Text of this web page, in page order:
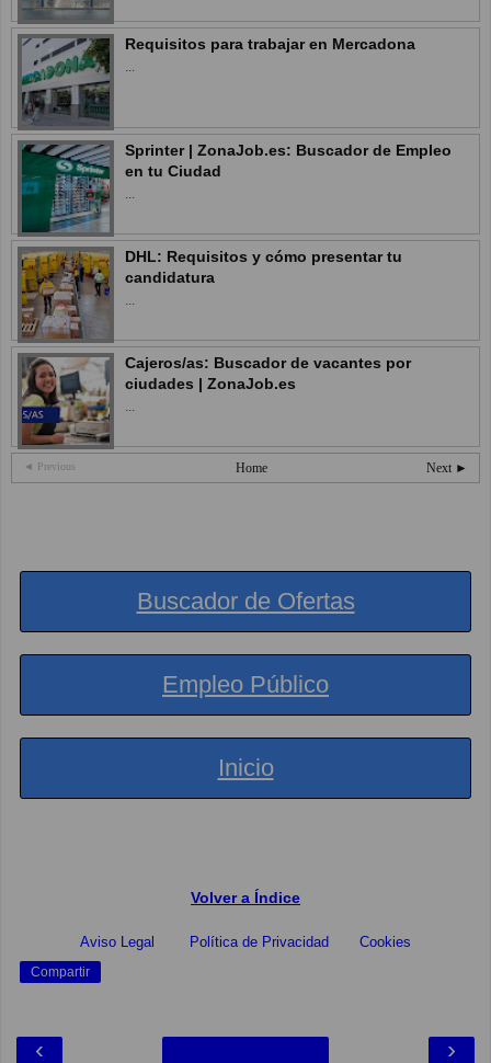
Requisitos para trabajar en Mercadona
Sprinter | ZonaJob.es: Buscador de Empleo
en tu Ciudad
DHL: Requisitos y cómo presentar tu
candidatura
Cajeros/as: Buscador de vacantes por
ciudades | ZonaJob.es
◄ Previous Next ►
Home
Buscador de Ofertas
Empleo Público
Inicio
Volver a Índice
Aviso Legal Política de Privacidad Cookies
Compartir
‹ ›